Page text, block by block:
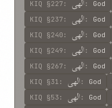
KIQ §227 : : God
KIQ §237 : الهی : God
KIQ §240 : الهی : God
KIQ §249 : الهی : God
KIQ §267 : الهی : God
KIQ §31 : الهی : God
KIQ §53 : الهی : God